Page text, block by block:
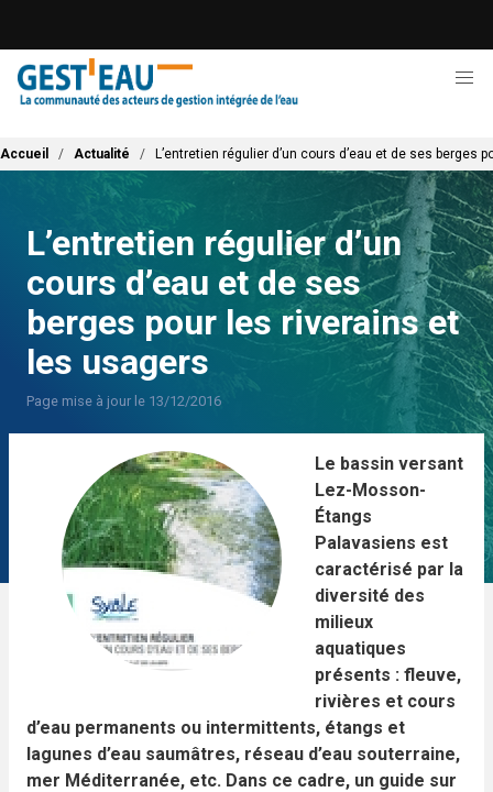
contenu
principal
Fil d'Ariane
Accueil Actualité L’entretien régulier d’un cours d’eau et de ses berges
L’entretien régulier d’un
cours d’eau et de ses
berges pour les riverains et
les usagers
Page mise à jour le 13/12/2016
Le bassin versant
Lez-Mosson-
Étangs
Palavasiens est
caractérisé par la
diversité des
milieux
aquatiques
présents : fleuve,
rivières et cours
d’eau permanents ou intermittents, étangs et
lagunes d’eau saumâtres, réseau d’eau souterraine,
mer Méditerranée, etc. Dans ce cadre, un guide sur